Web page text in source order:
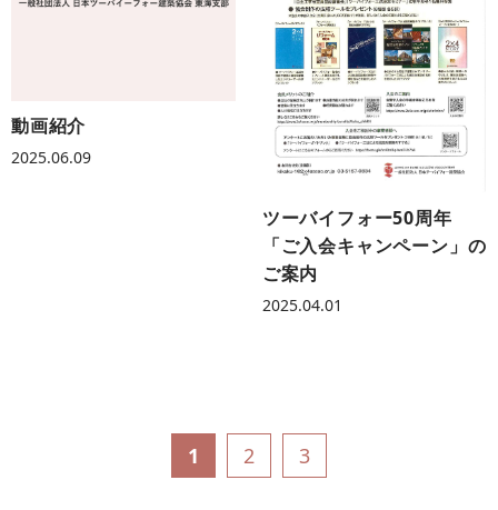
動画紹介
2025.06.09
ツーバイフォー50周年
「ご入会キャンペーン」の
ご案内
2025.04.01
1 2 3